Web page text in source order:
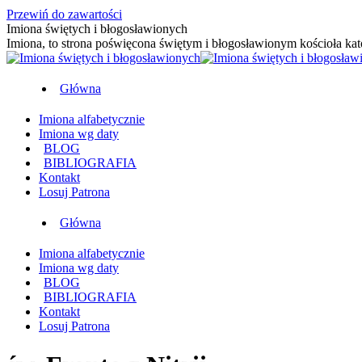
Przewiń do zawartości
Imiona świętych i błogosławionych
Imiona, to strona poświęcona świętym i błogosławionym kościoła
Główna
Imiona alfabetycznie
Imiona wg daty
BLOG
BIBLIOGRAFIA
Kontakt
Losuj Patrona
Główna
Imiona alfabetycznie
Imiona wg daty
BLOG
BIBLIOGRAFIA
Kontakt
Losuj Patrona